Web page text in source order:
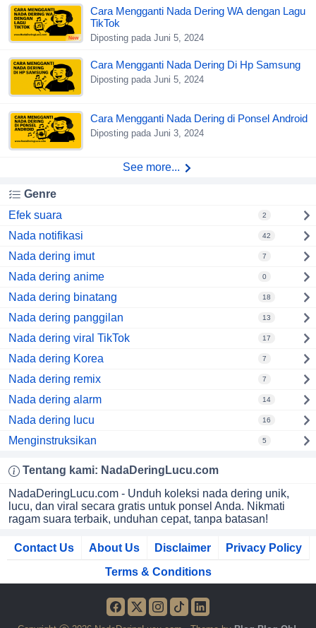
New
Cara Mengganti Nada Dering WA dengan Lagu
TikTok
Diposting pada Juni 5, 2024
Cara Mengganti Nada Dering Di Hp Samsung
Diposting pada Juni 5, 2024
Cara Mengganti Nada Dering di Ponsel Android
Diposting pada Juni 3, 2024
See more...
Genre
Efek suara
2
Nada notifikasi 42
Nada dering imut 7
Nada dering anime 0
Nada dering binatang 18
Nada dering panggilan 13
Nada dering viral TikTok 17
Nada dering Korea 7
Nada dering remix 7
Nada dering alarm 14
Nada dering lucu 16
Menginstruksikan 5
Tentang kami: NadaDeringLucu.com
NadaDeringLucu.com - Unduh koleksi nada dering unik,
lucu, dan viral secara gratis untuk ponsel Anda. Nikmati
ragam suara terbaik, unduhan cepat, tanpa batasan!
Contact Us About Us Disclaimer
Privacy Policy
Terms & Conditions